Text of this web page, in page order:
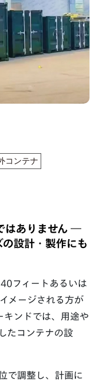
はありません ―
設計・製作にも
フィートあるいは
メージされる方が
ンドでは、用途や
たコンテナの設
で調整し、計画に
コンテナ